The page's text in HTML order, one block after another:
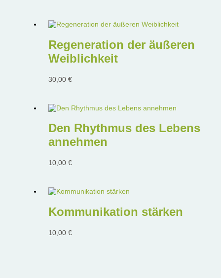
Regeneration der äußeren
Weiblichkeit
30,00 €
Den Rhythmus des Lebens
annehmen
10,00 €
Kommunikation stärken
10,00 €